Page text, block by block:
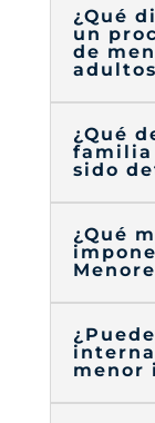
¿Qué
un
de
¿Qué
familia
sido
¿Qué
menor